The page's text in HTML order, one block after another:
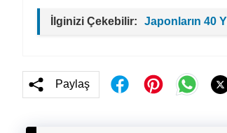
İlginizi Çekebilir: Japonların 40
Paylaş